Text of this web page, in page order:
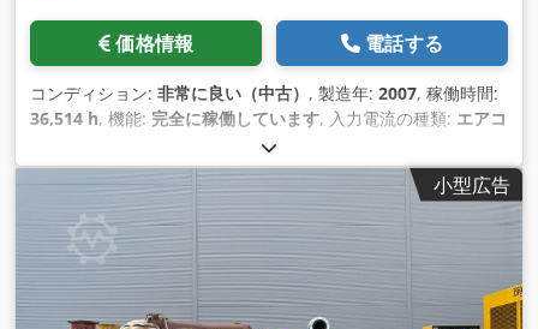
価格情報 電話する
コンディション: 非常に良い（中古） , 製造年: 2007, 稼働時間:
36,514 h, 機能: 完全に稼働しています, 入力電流の種類: エアコ
300 キロワット (407.89 馬力)
却方式:水, 装備:ドキュメント / マニュアル,
小型広告